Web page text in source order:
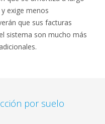
exige menos
que sus facturas
sistema son mucho más
por suelo